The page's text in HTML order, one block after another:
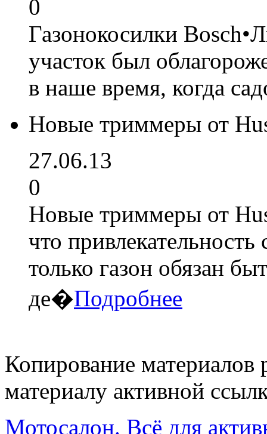
0
Газонокосилки
участок был
в наше время, когда
Новые триммеры от
27.06.13
0
Новые триммеры от
что привлекательность
только газон обязан
де�Подробнее
Копирование материалов
материалу активной
Мотосалон. Всё для